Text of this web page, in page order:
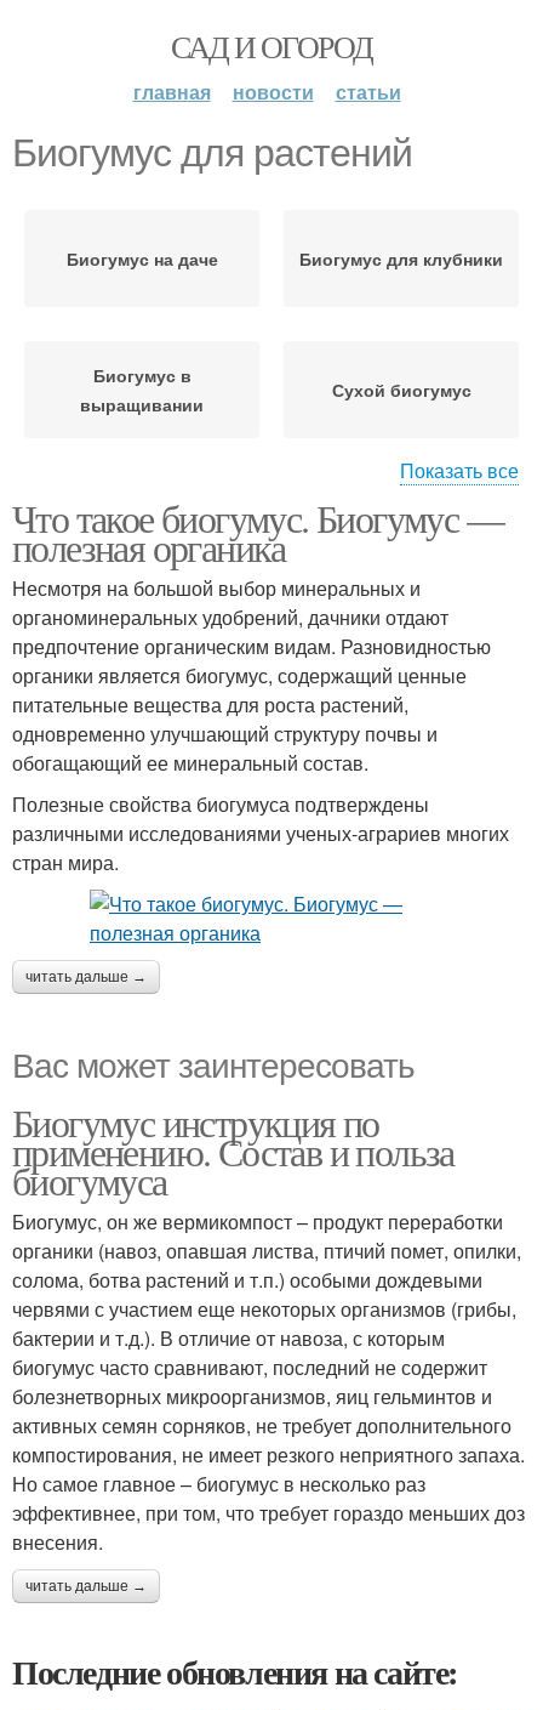
САД И ОГОРОД
главная новости статьи
Биогумус для растений
Биогумус на даче Биогумус для клубники
Биогумус в
выращивании
Сухой биогумус
Жидкий биогумус Биогумус для цветов
Показать все
Что такое биогумус. Биогумус —
полезная органика
Несмотря на большой выбор минеральных и
органоминеральных удобрений, дачники отдают
предпочтение органическим видам. Разновидностью
органики является биогумус, содержащий ценные
питательные вещества для роста растений,
одновременно улучшающий структуру почвы и
обогащающий ее минеральный состав.
Полезные свойства биогумуса подтверждены
различными исследованиями ученых-аграриев многих
стран мира.
читать дальше →
Вас может заинтересовать
Биогумус инструкция по
применению. Состав и польза
биогумуса
Биогумус, он же вермикомпост – продукт переработки
органики (навоз, опавшая листва, птичий помет, опилки,
солома, ботва растений и т.п.) особыми дождевыми
червями с участием еще некоторых организмов (грибы,
бактерии и т.д.). В отличие от навоза, с которым
биогумус часто сравнивают, последний не содержит
болезнетворных микроорганизмов, яиц гельминтов и
активных семян сорняков, не требует дополнительного
компостирования, не имеет резкого неприятного запаха.
Но самое главное – биогумус в несколько раз
эффективнее, при том, что требует гораздо меньших доз
внесения.
читать дальше →
Последние обновления на сайте: